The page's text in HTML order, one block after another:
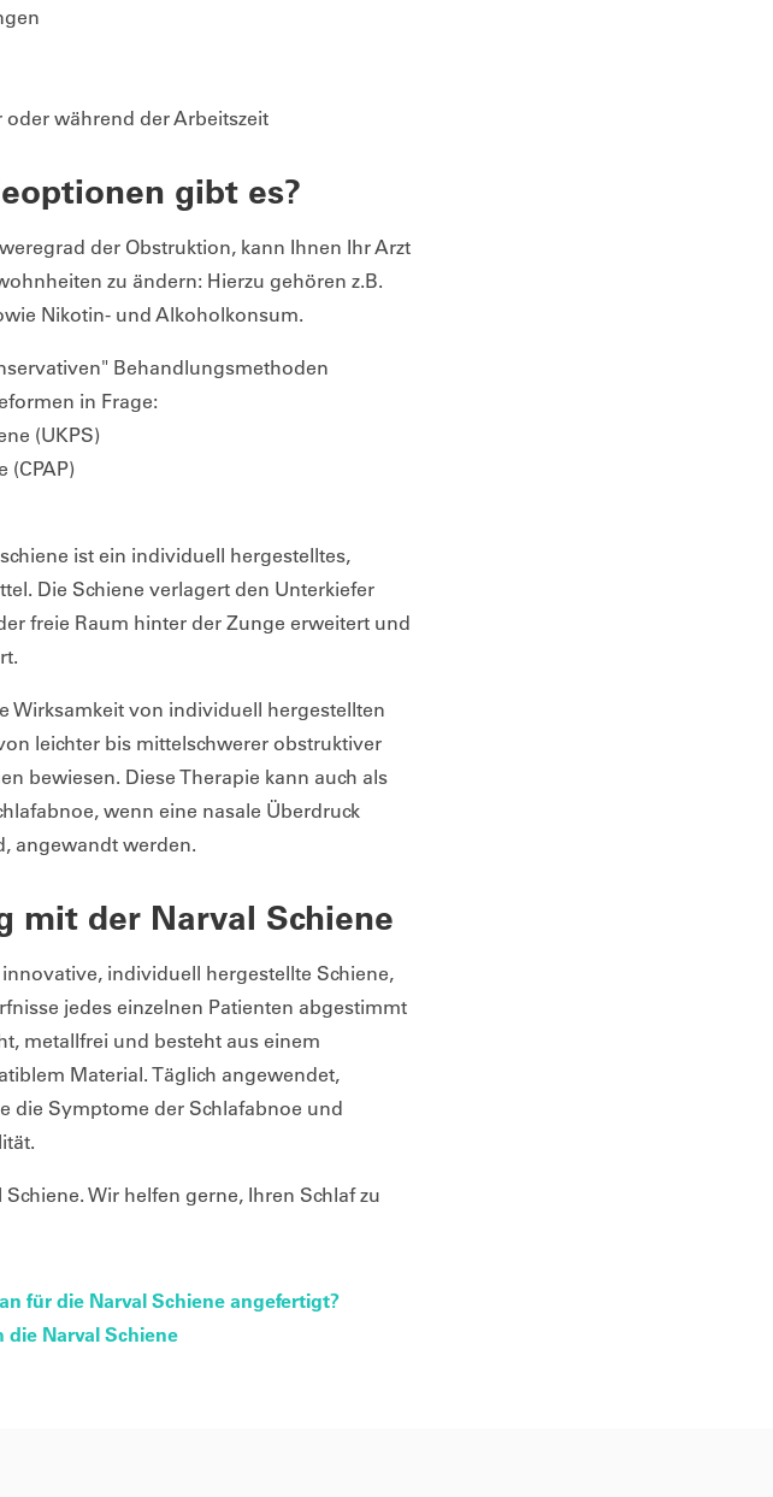
während der Arbeitszeit
gibt es?
der Obstruktion, kann Ihnen Ihr Arzt
zu ändern: Hierzu gehören z.B.
Nikotin- und Alkoholkonsum.
Behandlungsmethoden
in Frage:
(UKPS)
(CPAP)
ist ein individuell hergestelltes,
Die Schiene verlagert den Unterkiefer
freie Raum hinter der Zunge erweitert und
Wirksamkeit von individuell hergestellten
leichter bis mittelschwerer obstruktiver
bewiesen. Diese Therapie kann auch als
wenn eine nasale Überdruck
angewandt werden.
mit der Narval Schiene
individuell hergestellte Schiene,
jedes einzelnen Patienten abgestimmt
metallfrei und besteht aus einem
Material. Täglich angewendet,
die Symptome der Schlafabnoe und
Wir helfen gerne, Ihren Schlaf zu
für die Narval Schiene angefertigt?
Narval Schiene